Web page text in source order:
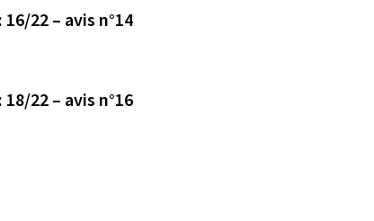
Avis déposé le 27/10/2023 en mairie de Treffieux page : 16/22 – avis n°14
Avis déposé le 30/10/2023 en mairie de Treffieux page : 18/22 – avis n°16